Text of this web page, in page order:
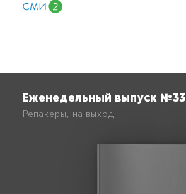
Еженедельный выпуск №33
Репакеры, на выход